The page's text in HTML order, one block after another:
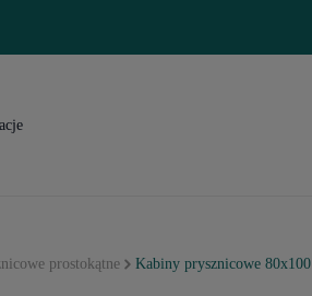
prostokątne Kabiny prysznicowe 80x100